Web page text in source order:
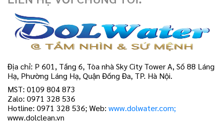
Địa chỉ: P 601, Tầng 6, Tòa nhà Sky City Tower A, Số 88 Láng
Hạ, Phường Láng Hạ, Quận Đống Đa, TP. Hà Nội.
MST: 0109 804 873
Zalo: 0971 328 536
Hotline: 0971 328 536; Web: www.dolwater.com;
www.dolclean.vn